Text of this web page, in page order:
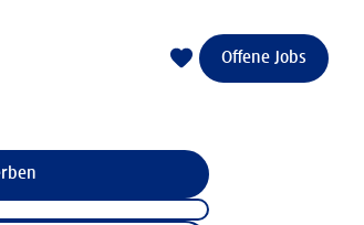
Offene Jobs